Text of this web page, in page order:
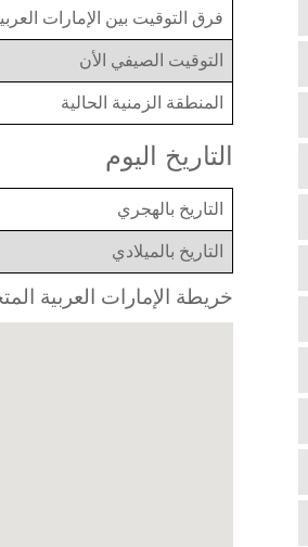
فرق التوقيت بين الإمارات
التوقيت الصيفي الأن
المنطقة الزمنية الحالية
التاريخ اليوم
التاريخ بالهجري
التاريخ بالميلادي
خريطة الإمارات العربية